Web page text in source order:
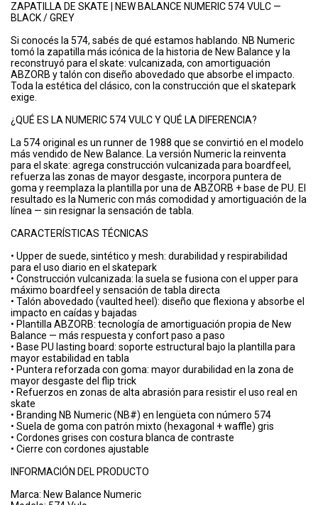
ZAPATILLA DE SKATE | NEW BALANCE NUMERIC 574 VULC —
BLACK / GREY
Si conocés la 574, sabés de qué estamos hablando. NB Numeric
tomó la zapatilla más icónica de la historia de New Balance y la
reconstruyó para el skate: vulcanizada, con amortiguación
ABZORB y talón con diseño abovedado que absorbe el impacto.
Toda la estética del clásico, con la construcción que el skatepark
exige.
¿QUÉ ES LA NUMERIC 574 VULC Y QUÉ LA DIFERENCIA?
La 574 original es un runner de 1988 que se convirtió en el modelo
más vendido de New Balance. La versión Numeric la reinventa
para el skate: agrega construcción vulcanizada para boardfeel,
refuerza las zonas de mayor desgaste, incorpora puntera de
goma y reemplaza la plantilla por una de ABZORB + base de PU. El
resultado es la Numeric con más comodidad y amortiguación de la
línea — sin resignar la sensación de tabla.
CARACTERÍSTICAS TÉCNICAS
• Upper de suede, sintético y mesh: durabilidad y respirabilidad
para el uso diario en el skatepark
• Construcción vulcanizada: la suela se fusiona con el upper para
máximo boardfeel y sensación de tabla directa
• Talón abovedado (vaulted heel): diseño que flexiona y absorbe el
impacto en caídas y bajadas
• Plantilla ABZORB: tecnología de amortiguación propia de New
Balance — más respuesta y confort paso a paso
• Base PU lasting board: soporte estructural bajo la plantilla para
mayor estabilidad en tabla
• Puntera reforzada con goma: mayor durabilidad en la zona de
mayor desgaste del flip trick
• Refuerzos en zonas de alta abrasión para resistir el uso real en
skate
• Branding NB Numeric (NB#) en lengüeta con número 574
• Suela de goma con patrón mixto (hexagonal + waffle) gris
• Cordones grises con costura blanca de contraste
• Cierre con cordones ajustable
INFORMACIÓN DEL PRODUCTO
Marca: New Balance Numeric